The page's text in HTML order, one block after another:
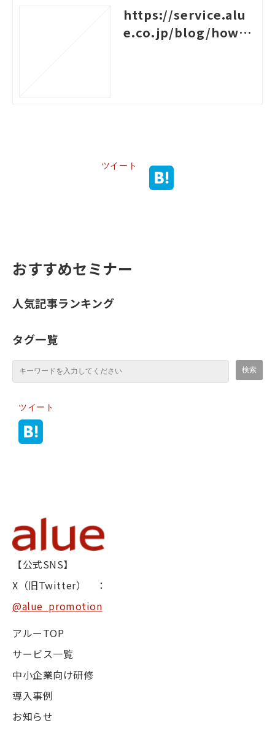
https://service.alu
e.co.jp/blog/how-t
ツイート
おすすめセミナー
人気記事ランキング
タグ一覧
ツイート
【公式SNS】
X（旧Twitter） ：
@alue_promotion
アルーTOP
サービス一覧
中小企業向け研修
導入事例
お知らせ